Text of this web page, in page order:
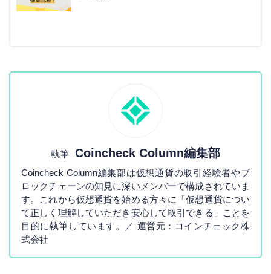
執筆 Coincheck Column編集部
Coincheck Column編集部は仮想通貨の取引経験者やブ
ロックチェーンの知見に深いメンバーで構成されていま
す。これから仮想通貨を始める方々に「仮想通貨につい
て正しく理解していただき安心して取引できる」ことを
目的に執筆しています。／ 運営元：コインチェック株
式会社